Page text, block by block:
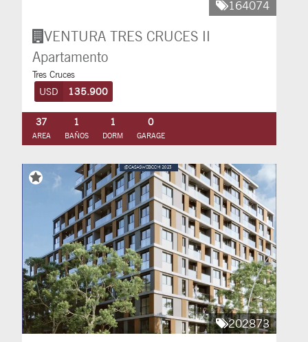
164074
VENTURA TRES CRUCES II
Apartamento
Tres Cruces
USD 135.900
37
AREA
1
BAÑOS
1
DORM
0
GARAGE
202873